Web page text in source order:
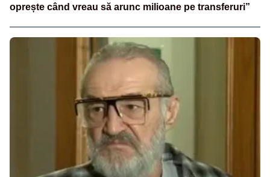
oprește când vreau să arunc milioane pe transferuri”